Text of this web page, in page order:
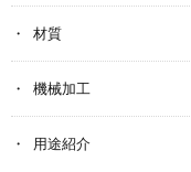
材質
機械加工
用途紹介